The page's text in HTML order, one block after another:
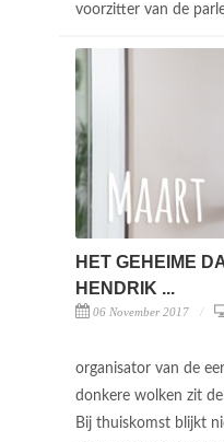
voorzitter van de
HET GEHEIME
HENDRIK ...
06 November 2017
organisator van de
donkere wolken zit
Bij thuiskomst blijkt